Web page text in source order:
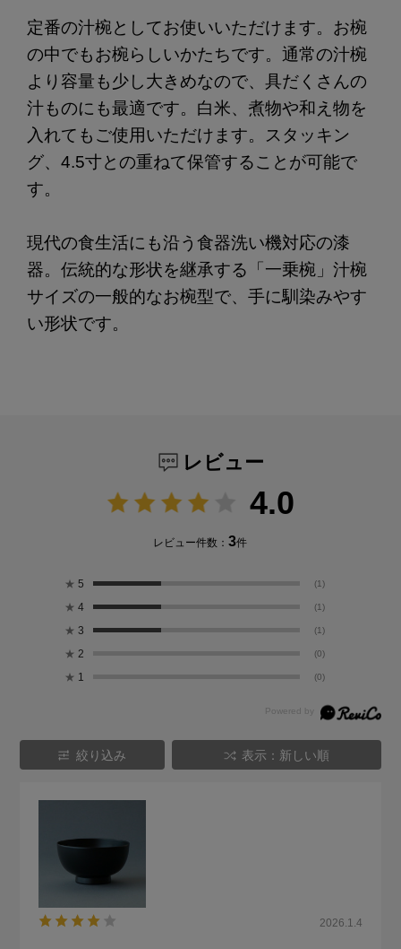
定番の汁椀としてお使いいただけます。お椀
の中でもお椀らしいかたちです。通常の汁椀
より容量も少し大きめなので、具だくさんの
汁ものにも最適です。白米、煮物や和え物を
入れてもご使用いただけます。スタッキン
グ、4.5寸との重ねて保管することが可能で
す。
現代の食生活にも沿う食器洗い機対応の漆
器。伝統的な形状を継承する「一乗椀」汁椀
サイズの一般的なお椀型で、手に馴染みやす
い形状です。
レビュー
4.0
レビュー件数：3件
★ 5 (1)
★ 4 (1)
★ 3 (1)
★ 2 (0)
★ 1 (0)
絞り込み 表示：新しい順
2026.1.4